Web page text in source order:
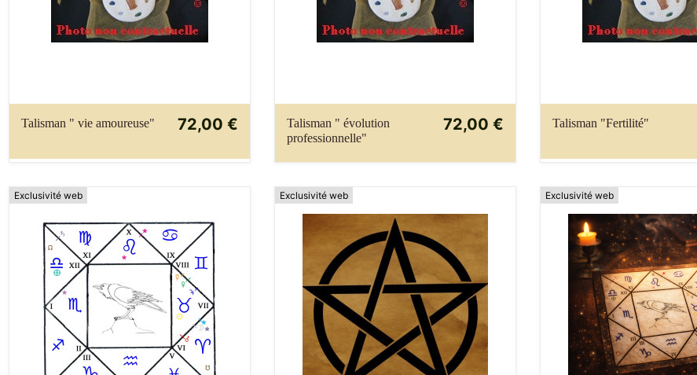
Talisman " vie amoureuse" 72,00 €
Talisman " évolution
professionnelle"
72,00 € Talisman "Fertilité"
Exclusivité web Exclusivité web Exclusivité web